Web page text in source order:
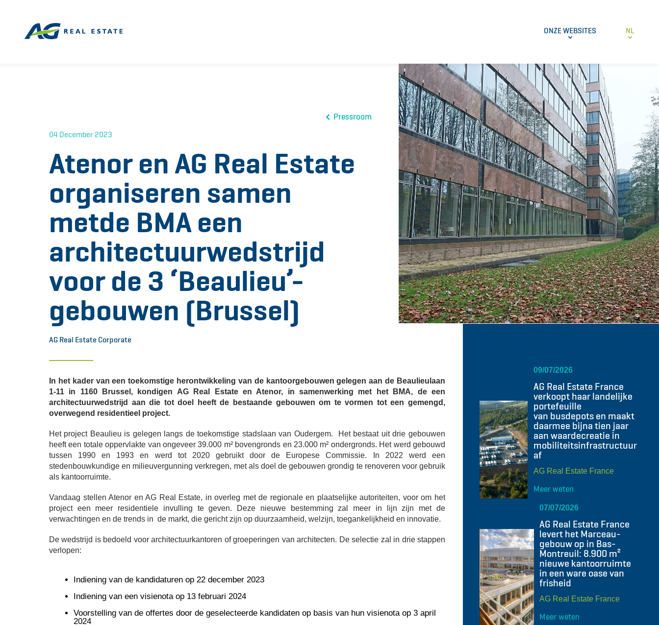
ONZE WEBSITES NL
09/07/2026
AG Real Estate France
verkoopt haar landelijke
portefeuille
van busdepots en maakt
daarmee bijna tien jaar
aan waardecreatie in
mobiliteitsinfrastructuur
af
AG Real Estate France
Meer weten
07/07/2026
AG Real Estate France
levert het Marceau-
gebouw op in Bas-
Montreuil: 8.900 m²
nieuwe kantoorruimte
in een ware oase van
frisheid
AG Real Estate France
Meer weten
Pressroom
04 December 2023
Atenor en AG Real Estate
organiseren samen
metde BMA een
architectuurwedstrijd
voor de 3 ‘Beaulieu’-
gebouwen (Brussel)
AG Real Estate Corporate
In het kader van een toekomstige herontwikkeling van de kantoorgebouwen gelegen aan de Beaulieulaan
1-11 in 1160 Brussel, kondigen AG Real Estate en Atenor, in samenwerking met het BMA, de een
architectuurwedstrijd aan die tot doel heeft de bestaande gebouwen om te vormen tot een gemengd,
overwegend residentieel project.
Het project Beaulieu is gelegen langs de toekomstige stadslaan van Oudergem. Het bestaat uit drie gebouwen
heeft een totale oppervlakte van ongeveer 39.000 m² bovengronds en 23.000 m² ondergronds. Het werd gebouwd
tussen 1990 en 1993 en werd tot 2020 gebruikt door de Europese Commissie. In 2022 werd een
stedenbouwkundige en milieuvergunning verkregen, met als doel de gebouwen grondig te renoveren voor gebruik
als kantoorruimte.
Vandaag stellen Atenor en AG Real Estate, in overleg met de regionale en plaatselijke autoriteiten, voor om het
project een meer residentiele invulling te geven. Deze nieuwe bestemming zal meer in lijn zijn met de
verwachtingen en de trends in de markt, die gericht zijn op duurzaamheid, welzijn, toegankelijkheid en innovatie.
De wedstrijd is bedoeld voor architectuurkantoren of groeperingen van architecten. De selectie zal in drie stappen
verlopen:
Indiening van de kandidaturen op 22 december 2023
Indiening van een visienota op 13 februari 2024
Voorstelling van de offertes door de geselecteerde kandidaten op basis van hun visienota op 3 april
2024